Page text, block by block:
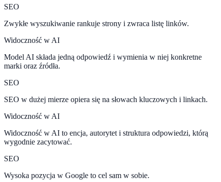
SEO
Zwykłe wyszukiwanie rankuje strony i zwraca listę linków.
Widoczność w AI
Model AI składa jedną odpowiedź i wymienia w niej konkretne
marki oraz źródła.
SEO
SEO w dużej mierze opiera się na słowach kluczowych i linkach.
Widoczność w AI
Widoczność w AI to encja, autorytet i struktura odpowiedzi, którą
wygodnie zacytować.
SEO
Wysoka pozycja w Google to cel sam w sobie.